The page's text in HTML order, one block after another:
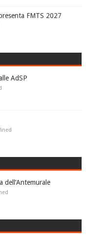
FMTS 2027
AdSP
dell’Antemurale